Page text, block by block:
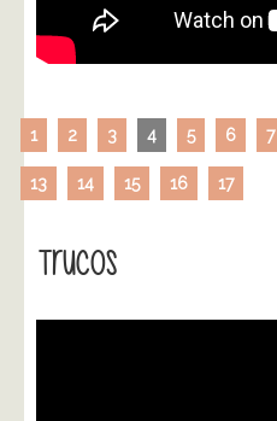
1 2 3 4 5 6 7
13 14 15 16 17
Trucos